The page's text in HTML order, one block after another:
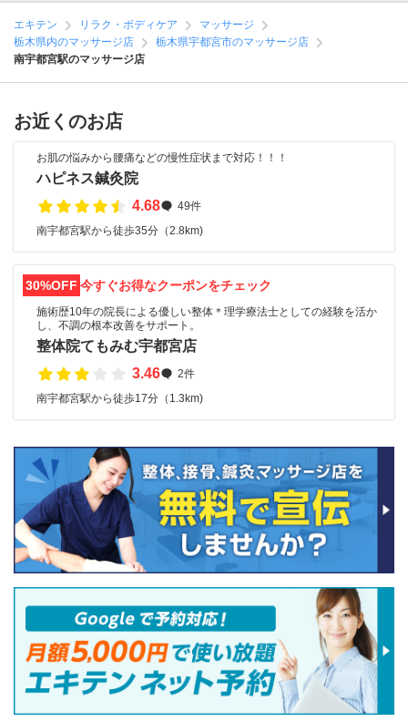
エキテン リラク・ボディケア
マッサージ
栃木県内のマッサージ店
栃木県宇都宮市のマッサージ店
南宇都宮駅のマッサージ店
お近くのお店
お肌の悩みから腰痛などの慢性症状まで対応！！！
ハピネス鍼灸院
4.68
49件
南宇都宮駅から徒歩35分（2.8km)
30%OFF 今すぐお得なクーポンをチェック
施術歴10年の院長による優しい整体＊理学療法士としての経験を活か
し、不調の根本改善をサポート。
整体院てもみむ宇都宮店
3.46
2件
南宇都宮駅から徒歩17分（1.3km)